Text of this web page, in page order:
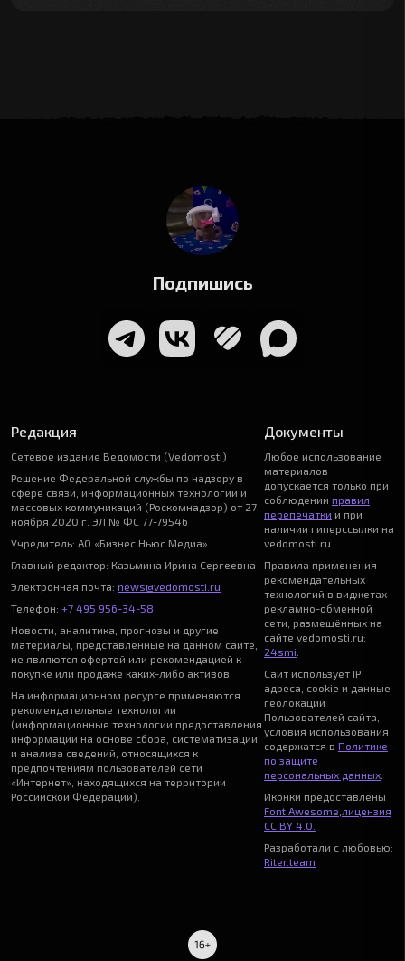
Подпишись
Редакция
Сетевое издание Ведомости (Vedomosti)
Решение Федеральной службы по надзору в
сфере связи, информационных технологий и
массовых коммуникаций (Роскомнадзор) от 27
ноября 2020 г. ЭЛ № ФС 77-79546
Учредитель: АО «Бизнес Ньюс Медиа»
Главный редактор: Казьмина Ирина Сергеевна
Электронная почта: news@vedomosti.ru
Телефон: +7 495 956-34-58
Новости, аналитика, прогнозы и другие
материалы, представленные на данном сайте,
не являются офертой или рекомендацией к
покупке или продаже каких-либо активов.
На информационном ресурсе применяются
рекомендательные технологии
(информационные технологии предоставления
информации на основе сбора, систематизации
и анализа сведений, относящихся к
предпочтениям пользователей сети
«Интернет», находящихся на территории
Российской Федерации).
Документы
Любое использование
материалов
допускается только при
соблюдении правил
перепечатки и при
наличии гиперссылки на
vedomosti.ru.
Правила применения
рекомендательных
технологий в виджетах
рекламно-обменной
сети, размещённых на
сайте vedomosti.ru:
24smi
Сайт использует IP
адреса, cookie и данные
геолокации
Пользователей сайта,
условия использования
содержатся в Политике
по защите
персональных данных.
Иконки предоставлены
Font Awesome лицензия
CC BY 4.0.
Разработали с любовью:
Riter.team